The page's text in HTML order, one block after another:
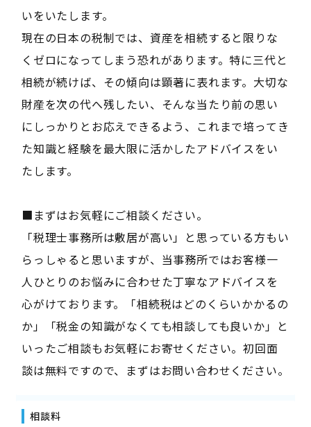
いをいたします。
現在の日本の税制では、資産を相続すると限りな
くゼロになってしまう恐れがあります。特に三代と
相続が続けば、その傾向は顕著に表れます。大切な
財産を次の代へ残したい、そんな当たり前の思い
にしっかりとお応えできるよう、これまで培ってき
た知識と経験を最大限に活かしたアドバイスをい
たします。
■まずはお気軽にご相談ください。
「税理士事務所は敷居が高い」と思っている方もい
らっしゃると思いますが、当事務所ではお客様一
人ひとりのお悩みに合わせた丁寧なアドバイスを
心がけております。「相続税はどのくらいかかるの
か」「税金の知識がなくても相談しても良いか」と
いったご相談もお気軽にお寄せください。初回面
談は無料ですので、まずはお問い合わせください。
相談料